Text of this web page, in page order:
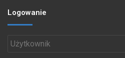
Logowanie